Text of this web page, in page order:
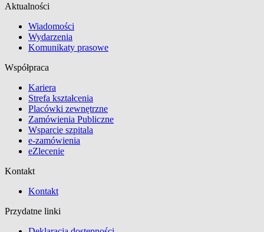
Aktualności
Wiadomości
Wydarzenia
Komunikaty prasowe
Współpraca
Kariera
Strefa kształcenia
Placówki zewnętrzne
Zamówienia Publiczne
Wsparcie szpitala
e-zamówienia
eZlecenie
Kontakt
Kontakt
Przydatne linki